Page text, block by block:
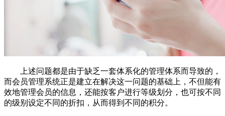
上述问题都是由于缺乏一套体系化的管理体系而导致的，
而会员管理系统正是建立在解决这一问题的基础上，不但能有
效地管理会员的信息，还能按客户进行等级划分，也可按不同
的级别设定不同的折扣，从而得到不同的积分。